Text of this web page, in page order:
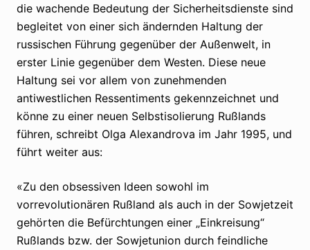
die wachende Bedeutung der Sicherheitsdienste sind
begleitet von einer sich ändernden Haltung der
russischen Führung gegenüber der Außenwelt, in
erster Linie gegenüber dem Westen. Diese neue
Haltung sei vor allem von zunehmenden
antiwestlichen Ressentiments gekennzeichnet und
könne zu einer neuen Selbstisolierung Rußlands
führen, schreibt Olga Alexandrova im Jahr 1995, und
führt weiter aus:
«Zu den obsessiven Ideen sowohl im
vorrevolutionären Rußland als auch in der Sowjetzeit
gehörten die Befürchtungen einer „Einkreisung“
Rußlands bzw. der Sowjetunion durch feindliche